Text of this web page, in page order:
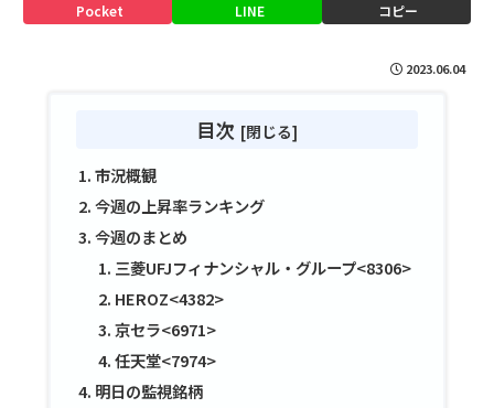
Pocket LINE コピー
2023.06.04
目次
市況概観
今週の上昇率ランキング
今週のまとめ
三菱UFJフィナンシャル・グループ<8306>
HEROZ<4382>
京セラ<6971>
任天堂<7974>
明日の監視銘柄